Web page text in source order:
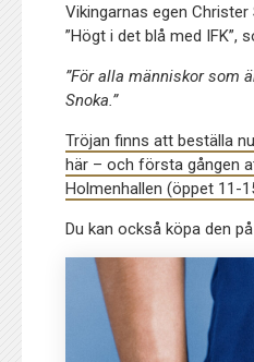
Vikingarnas egen
”Högt i det blå med IFK”,
”För alla människor som
Snoka.”
Tröjan finns att beställa
här – och första gången
Holmenhallen (öppet 11-
Du kan också köpa den